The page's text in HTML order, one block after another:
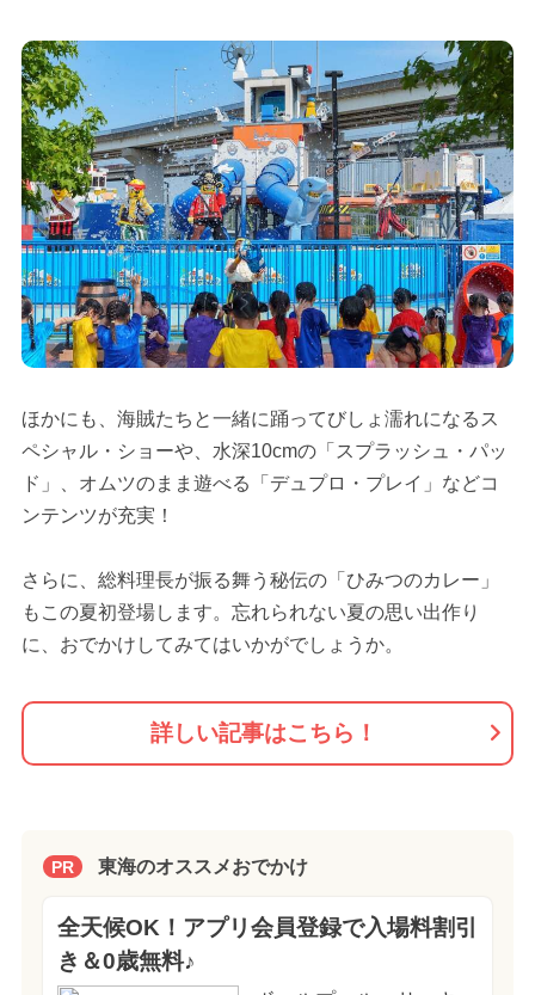
ほかにも、海賊たちと一緒に踊ってびしょ濡れになるス
ペシャル・ショーや、水深10cmの「スプラッシュ・パッ
ド」、オムツのまま遊べる「デュプロ・プレイ」などコ
ンテンツが充実！
さらに、総料理長が振る舞う秘伝の「ひみつのカレー」
もこの夏初登場します。忘れられない夏の思い出作り
に、おでかけしてみてはいかがでしょうか。
詳しい記事はこちら！
PR 東海のオススメおでかけ
全天候OK！アプリ会員登録で入場料割引
き＆0歳無料♪